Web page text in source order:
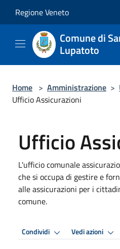
Regione Veneto
Comune di
Lupatoto
Home > Amministrazione >
Ufficio Assicurazioni
Ufficio
L'ufficio comunale
che si occupa di gestire e
alle assicurazioni per i
comune.
Condividi Vedi azioni